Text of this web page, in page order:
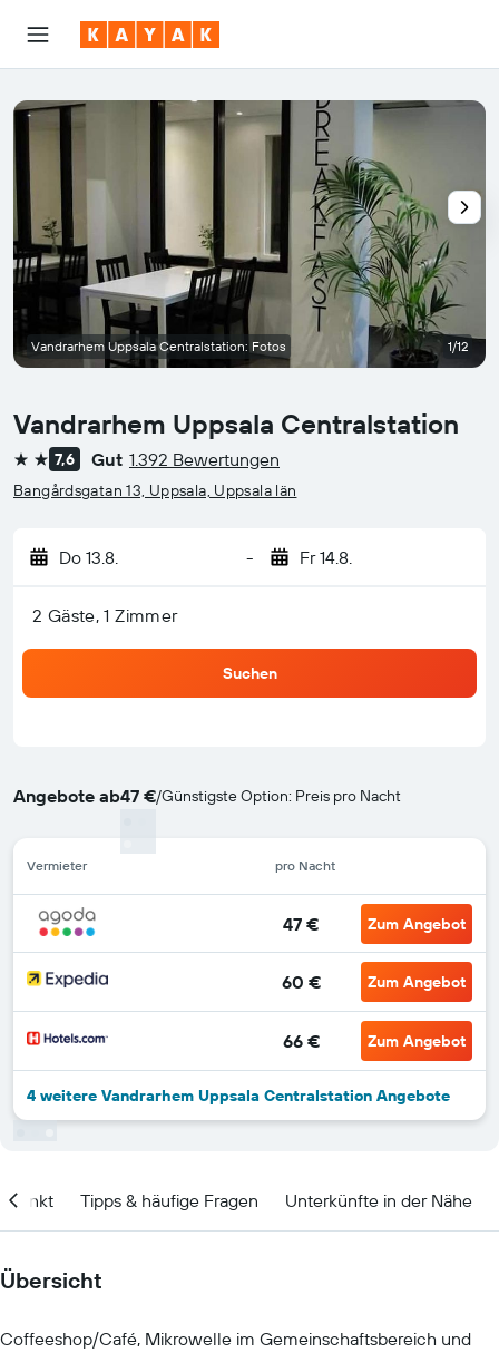
Vandrarhem Uppsala Centralstation
2 Sterne
7,6 Gut 1.392 Bewertungen
Bangårdsgatan 13, Uppsala, Uppsala län
Do 13.8. - Fr 14.8.
2 Gäste, 1 Zimmer
Suchen
Angebote ab47 €/Günstigste Option: Preis pro Nacht
Vermieter pro Nacht
47 € Zum Angebot
60 € Zum Angebot
66 € Zum Angebot
4 weitere Vandrarhem Uppsala Centralstation Angebote
Vandrarhem Uppsala Centralstation: Fotos 1/12
Tipps & häufige Fragen Unterkünfte in der Nähe
Übersicht
Coffeeshop/Café, Mikrowelle im Gemeinschaftsbereich und